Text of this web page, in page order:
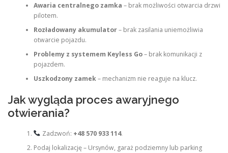
Awaria centralnego zamka – brak możliwości otwarcia drzwi
pilotem.
Rozładowany akumulator– brak zasilania uniemożliwia
otwarcie pojazdu.
Problemy z systemem Keyless Go– brak komunikacji z
pojazdem.
Uszkodzony zamek– mechanizm nie reaguje na klucz.
Jak wygląda proces awaryjnego
otwierania?
Zadzwoń: +48 570 933 114.
Podaj lokalizację – Ursynów, garaż podziemny lub parking